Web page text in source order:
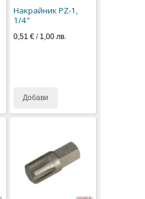
Накрайник PZ-1,
1/4"
0,51 €/ 1,00 лв.
Добави